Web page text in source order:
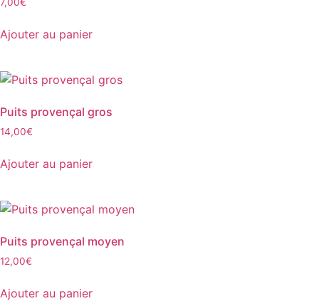
7,00€
Ajouter au panier
Puits provençal gros
14,00€
Ajouter au panier
Puits provençal moyen
12,00€
Ajouter au panier